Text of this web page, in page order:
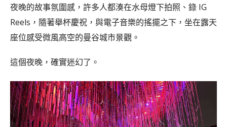
夜晚的故事氛圍感，許多人都湊在水母燈下拍照、錄 IG
Reels，隨著舉杯慶祝，與電子音樂的搖擺之下，坐在露天
座位感受微風高空的曼谷城市景觀。
這個夜晚，確實迷幻了。